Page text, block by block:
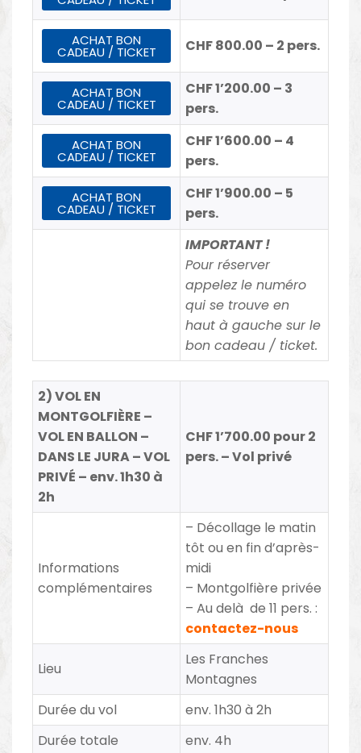
ACHAT BON
CADEAU / TICKET CHF 800.00 – 2 pers.
ACHAT BON
CADEAU / TICKET
CHF 1’200.00 – 3
pers.
ACHAT BON
CADEAU / TICKET
CHF 1’600.00 – 4
pers.
ACHAT BON
CADEAU / TICKET
CHF 1’900.00 – 5
pers.
IMPORTANT !
Pour réserver
appelez le numéro
qui se trouve en
haut à gauche sur le
bon cadeau / ticket.
2) VOL EN
MONTGOLFIÈRE –
VOL EN BALLON –
DANS LE JURA – VOL
PRIVÉ – env. 1h30 à
2h
CHF 1’700.00 pour 2
pers. – Vol privé
Informations
complémentaires
– Décollage le matin
tôt ou en fin d’après-
midi
– Montgolfière privée
– Au delà de 11 pers. :
contactez-nous
Lieu
Les Franches
Montagnes
Durée du vol
env. 1h30 à 2h
Durée totale
env. 4h